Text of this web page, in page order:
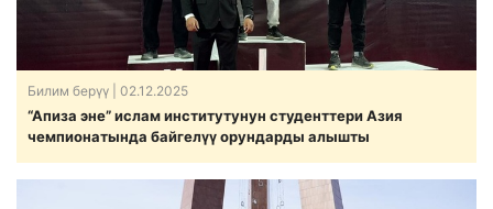
Билим берүү | 02.12.2025
“Апиза эне” ислам институтунун студенттери Азия
чемпионатында байгелүү орундарды алышты